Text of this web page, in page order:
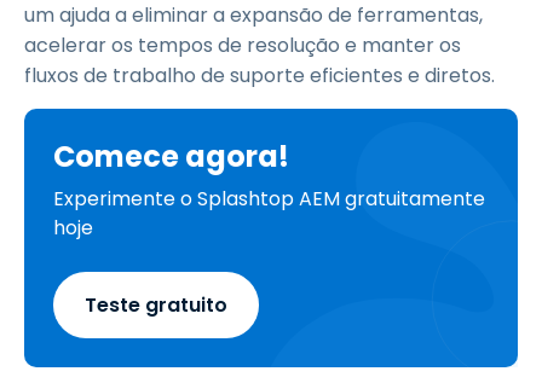
um ajuda a eliminar a expansão de ferramentas,
acelerar os tempos de resolução e manter os
fluxos de trabalho de suporte eficientes e diretos.
Comece agora!
Experimente o Splashtop AEM gratuitamente
hoje
Teste gratuito